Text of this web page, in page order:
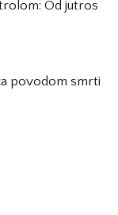
Od jutros
povodom smrti